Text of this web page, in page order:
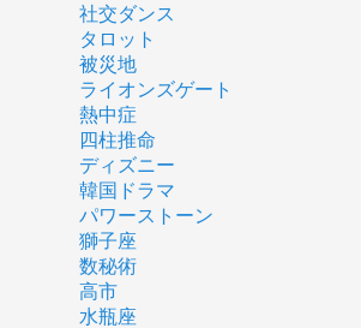
社交ダンス
タロット
被災地
ライオンズゲート
熱中症
四柱推命
ディズニー
韓国ドラマ
パワーストーン
獅子座
数秘術
高市
水瓶座